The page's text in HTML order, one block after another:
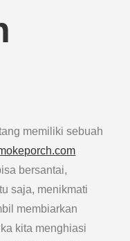
memiliki sebuah
bersantai,
saja, menikmati
membiarkan
kita menghiasi